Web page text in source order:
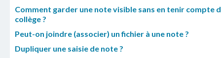
Comment garder une note visible sans en tenir compte
collège ?
Peut-on joindre (associer) un fichier à une note ?
Dupliquer une saisie de note ?